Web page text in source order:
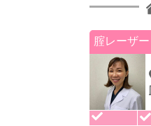
腟レーザー